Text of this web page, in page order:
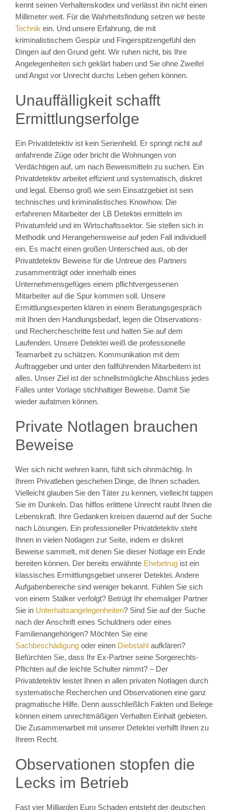
kennt seinen Verhaltenskodex und verlässt ihn nicht einen
Millimeter weit. Für die Wahrheitsfindung setzen wir beste
Technik ein. Und unsere Erfahrung, die mit
kriminalistischem Gespür und Fingerspitzengefühl den
Dingen auf den Grund geht. Wir ruhen nicht, bis Ihre
Angelegenheiten sich geklärt haben und Sie ohne Zweifel
und Angst vor Unrecht durchs Leben gehen können.
Unauffälligkeit schafft
Ermittlungserfolge
Ein Privatdetektiv ist kein Serienheld. Er springt nicht auf
anfahrende Züge oder bricht die Wohnungen von
Verdächtigen auf, um nach Beweismitteln zu suchen. Ein
Privatdetektiv arbeitet effizient und systematisch, diskret
und legal. Ebenso groß wie sein Einsatzgebiet ist sein
technisches und kriminalistisches Knowhow. Die
erfahrenen Mitarbeiter der LB Detektei ermitteln im
Privatumfeld und im Wirtschaftssektor. Sie stellen sich in
Methodik und Herangehensweise auf jeden Fall individuell
ein. Es macht einen großen Unterschied aus, ob der
Privatdetektiv Beweise für die Untreue des Partners
zusammenträgt oder innerhalb eines
Unternehmensgefüges einem pflichtvergessenen
Mitarbeiter auf die Spur kommen soll. Unsere
Ermittlungsexperten klären in einem Beratungsgespräch
mit Ihnen den Handlungsbedarf, legen die Observations-
und Rechercheschritte fest und halten Sie auf dem
Laufenden. Unsere Detektei weiß die professionelle
Teamarbeit zu schätzen. Kommunikation mit dem
Auftraggeber und unter den fallführenden Mitarbeitern ist
alles. Unser Ziel ist der schnellstmögliche Abschluss jedes
Falles unter Vorlage stichhaltiger Beweise. Damit Sie
wieder aufatmen können.
Private Notlagen brauchen
Beweise
Wer sich nicht wehren kann, fühlt sich ohnmächtig. In
Ihrem Privatleben geschehen Dinge, die Ihnen schaden.
Vielleicht glauben Sie den Täter zu kennen, vielleicht tappen
Sie im Dunkeln. Das hilflos erlittene Unrecht raubt Ihnen die
Lebenskraft. Ihre Gedanken kreisen dauernd auf der Suche
nach Lösungen. Ein professioneller Privatdetektiv steht
Ihnen in vielen Notlagen zur Seite, indem er diskret
Beweise sammelt, mit denen Sie dieser Notlage ein Ende
bereiten können. Der bereits erwähnte Ehebetrug ist ein
klassisches Ermittlungsgebiet unserer Detektei. Andere
Aufgabenbereiche sind weniger bekannt. Fühlen Sie sich
von einem Stalker verfolgt? Betrügt Ihr ehemaliger Partner
Sie in Unterhaltsangelegenheiten? Sind Sie auf der Suche
nach der Anschrift eines Schuldners oder eines
Familienangehörigen? Möchten Sie eine
Sachbeschädigung oder einen Diebstahl aufklären?
Befürchten Sie, dass Ihr Ex-Partner seine Sorgerechts-
Pflichten auf die leichte Schulter nimmt? – Der
Privatdetektiv leistet Ihnen in allen privaten Notlagen durch
systematische Recherchen und Observationen eine ganz
pragmatische Hilfe. Denn ausschließlich Fakten und Belege
können einem unrechtmäßigen Verhalten Einhalt gebieten.
Die Zusammenarbeit mit unserer Detektei verhilft Ihnen zu
Ihrem Recht.
Observationen stopfen die
Lecks im Betrieb
Fast vier Milliarden Euro Schaden entsteht der deutschen